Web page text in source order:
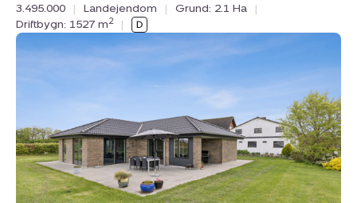
3.495.000
| Landejendom | Grund: 2.1 Ha
|
Driftbygn: 1527 m2 |
Planteavlsgård
Næblerødvej
20,
4250
Fuglebjerg